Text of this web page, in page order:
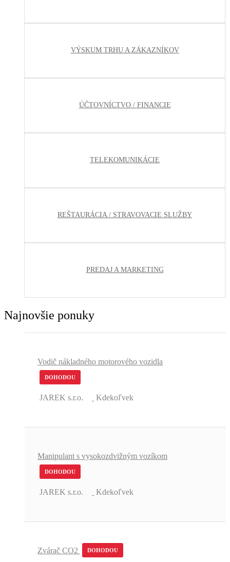
VÝSKUM TRHU A ZÁKAZNÍKOV
ÚČTOVNÍCTVO / FINANCIE
TELEKOMUNIKÁCIE
REŠTAURÁCIA / STRAVOVACIE SLUŽBY
PREDAJ A MARKETING
Najnovšie ponuky
Vodič nákladného motorového vozidla
DOHODOU
JAREK s.r.o. Kdekoľvek
Manipulant s vysokozdvižným vozíkom
DOHODOU
JAREK s.r.o. Kdekoľvek
Zvárač CO2 DOHODOU